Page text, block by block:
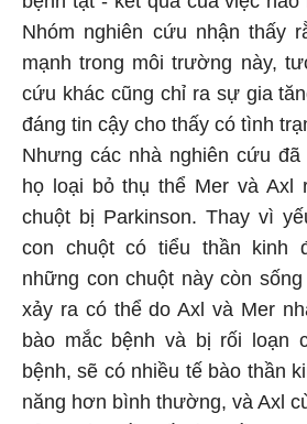
Nhóm nghiên cứu nhận thấy
mạnh trong môi trường này,
cứu khác cũng chỉ ra sự gia
đáng tin cậy cho thấy có tình
Nhưng các nhà nghiên cứu
họ loại bỏ thụ thể Mer và Axl
chuột bị Parkinson. Thay vì
con chuột có tiểu thần kinh
những con chuột này còn
xảy ra có thể do Axl và Mer
bào mắc bệnh và bị rối loạn
bệnh, sẽ có nhiều tế bào thần
năng hơn bình thường, và Axl